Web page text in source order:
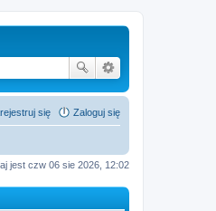
Zaloguj się
się
jest czw 06 sie 2026, 12:02